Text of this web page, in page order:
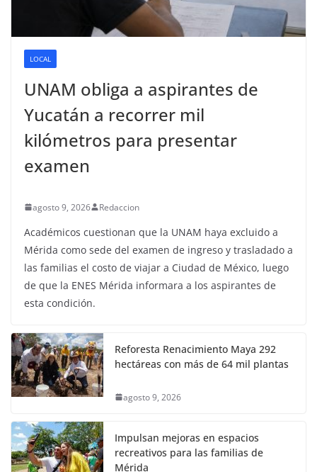
LOCAL
UNAM obliga a aspirantes de
Yucatán a recorrer mil
kilómetros para presentar
examen
agosto 9, 2026 Redaccion
Académicos cuestionan que la UNAM haya excluido a
Mérida como sede del examen de ingreso y trasladado a
las familias el costo de viajar a Ciudad de México, luego
de que la ENES Mérida informara a los aspirantes de
esta condición.
Reforesta Renacimiento Maya 292
hectáreas con más de 64 mil plantas
agosto 9, 2026
Impulsan mejoras en espacios
recreativos para las familias de
Mérida